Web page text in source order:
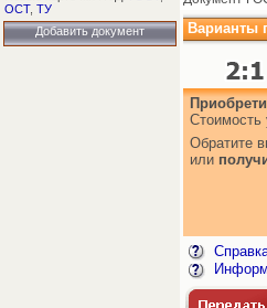
ОСТ, ТУ
Добавить документ
Варианты
Стоимость
Обратите
или